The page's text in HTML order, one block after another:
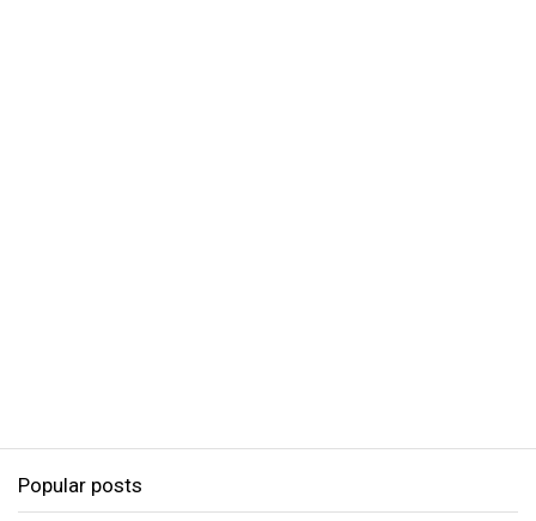
Popular posts